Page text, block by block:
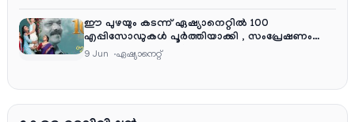
ഈ പുഴയും കടന്ന് ഏഷ്യാനെറ്റിൽ 100
എപ്പിസോഡുകൾ പൂർത്തിയാക്കി , സംപ്രേഷണം
തിങ്കൾ മുതൽ വെള്ളി വരെ രാത്രി 9:30 ന്
9 Jun ഏഷ്യാനെറ്റ്‌